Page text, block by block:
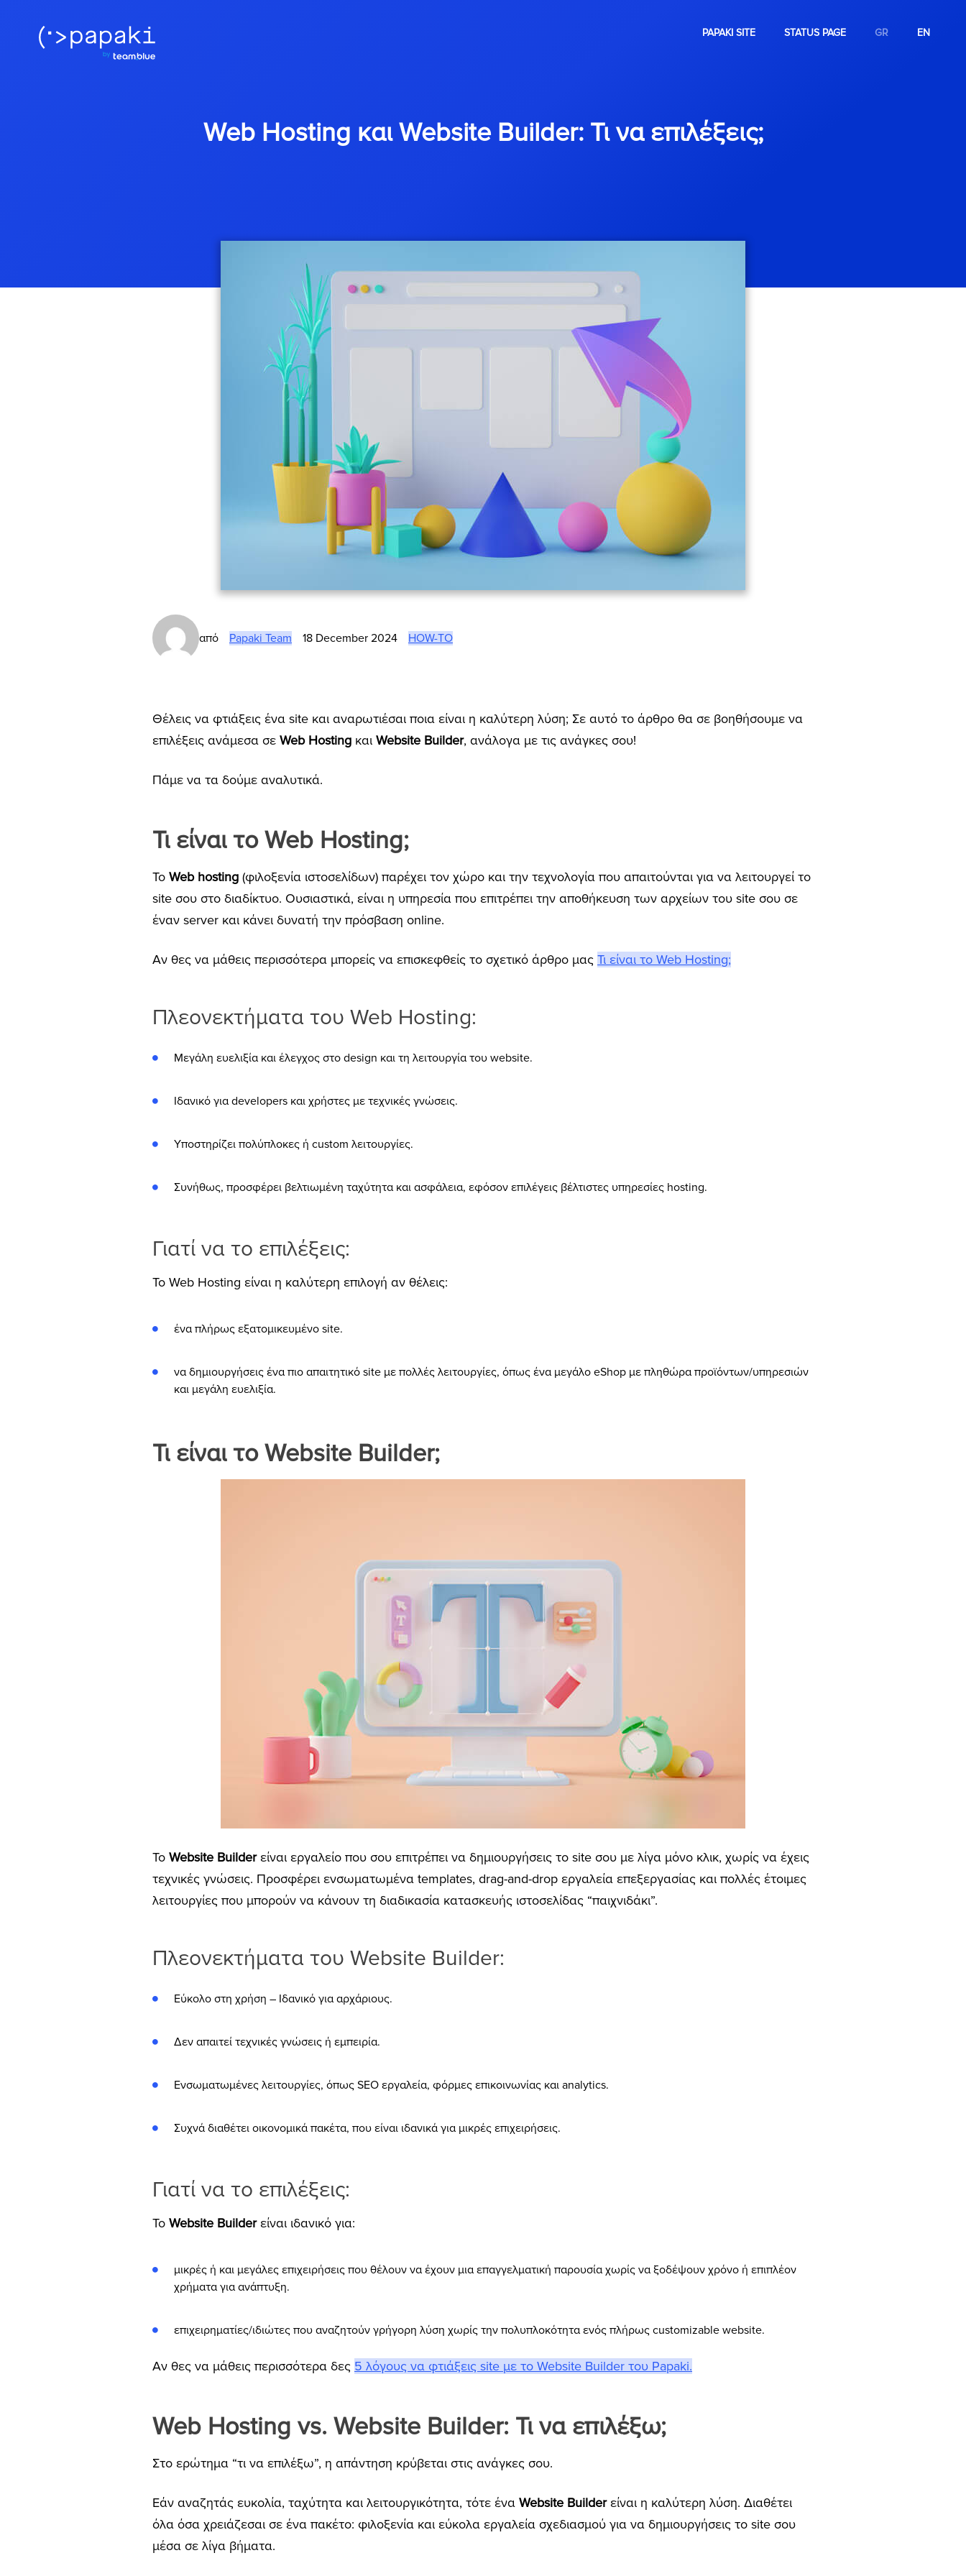
PAPAKI SITE STATUS PAGE GR EN
Web Hosting και Website Builder: Τι να επιλέξεις;
από Papaki Team 18 December 2024 HOW-TO
Θέλεις να φτιάξεις ένα site και αναρωτιέσαι ποια είναι η καλύτερη λύση; Σε αυτό το άρθρο θα σε βοηθήσουμε να
επιλέξεις ανάμεσα σε Web Hosting και Website Builder, ανάλογα με τις ανάγκες σου!
Πάμε να τα δούμε αναλυτικά.
Τι είναι το Web Hosting;
Το Web hosting (φιλοξενία ιστοσελίδων) παρέχει τον χώρο και την τεχνολογία που απαιτούνται για να λειτουργεί το
site σου στο διαδίκτυο. Ουσιαστικά, είναι η υπηρεσία που επιτρέπει την αποθήκευση των αρχείων του site σου σε
έναν server και κάνει δυνατή την πρόσβαση online.
Αν θες να μάθεις περισσότερα μπορείς να επισκεφθείς το σχετικό άρθρο μας Τι είναι το Web Hosting;
Πλεονεκτήματα του Web Hosting:
Μεγάλη ευελιξία και έλεγχος στο design και τη λειτουργία του website.
Ιδανικό για developers και χρήστες με τεχνικές γνώσεις.
Υποστηρίζει πολύπλοκες ή custom λειτουργίες.
Συνήθως, προσφέρει βελτιωμένη ταχύτητα και ασφάλεια, εφόσον επιλέγεις βέλτιστες υπηρεσίες hosting.
Γιατί να το επιλέξεις:
Το Web Hosting είναι η καλύτερη επιλογή αν θέλεις:
ένα πλήρως εξατομικευμένο site.
να δημιουργήσεις ένα πιο απαιτητικό site με πολλές λειτουργίες, όπως ένα μεγάλο eShop με πληθώρα προϊόντων/υπηρεσιών
και μεγάλη ευελιξία.
Τι είναι το Website Builder;
Το Website Builder είναι εργαλείο που σου επιτρέπει να δημιουργήσεις το site σου με λίγα μόνο κλικ, χωρίς να έχεις
τεχνικές γνώσεις. Προσφέρει ενσωματωμένα templates, drag-and-drop εργαλεία επεξεργασίας και πολλές έτοιμες
λειτουργίες που μπορούν να κάνουν τη διαδικασία κατασκευής ιστοσελίδας “παιχνιδάκι”.
Πλεονεκτήματα του Website Builder:
Εύκολο στη χρήση – Ιδανικό για αρχάριους.
Δεν απαιτεί τεχνικές γνώσεις ή εμπειρία.
Ενσωματωμένες λειτουργίες, όπως SEO εργαλεία, φόρμες επικοινωνίας και analytics.
Συχνά διαθέτει οικονομικά πακέτα, που είναι ιδανικά για μικρές επιχειρήσεις.
Γιατί να το επιλέξεις:
Το Website Builderείναι ιδανικό για:
μικρές ή και μεγάλες επιχειρήσεις που θέλουν να έχουν μια επαγγελματική παρουσία χωρίς να ξοδέψουν χρόνο ή επιπλέον
χρήματα για ανάπτυξη.
επιχειρηματίες/ιδιώτες που αναζητούν γρήγορη λύση χωρίς την πολυπλοκότητα ενός πλήρως customizable website.
Αν θες να μάθεις περισσότερα δες 5 λόγους να φτιάξεις site με το Website Builder του Papaki.
Web Hosting vs. Website Builder: Τι να επιλέξω;
Στο ερώτημα “τι να επιλέξω”, η απάντηση κρύβεται στις ανάγκες σου.
Εάν αναζητάς ευκολία, ταχύτητα και λειτουργικότητα, τότε ένα Website Builderείναι η καλύτερη λύση. Διαθέτει
όλα όσα χρειάζεσαι σε ένα πακέτο: φιλοξενία και εύκολα εργαλεία σχεδιασμού για να δημιουργήσεις το site σου
μέσα σε λίγα βήματα.